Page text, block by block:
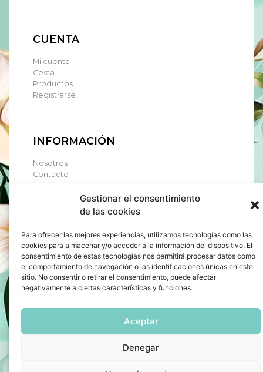
Gestionar el consentimiento
de las cookies
Para ofrecer las mejores experiencias, utilizamos tecnologías como las
cookies para almacenar y/o acceder a la información del dispositivo. El
consentimiento de estas tecnologías nos permitirá procesar datos como
el comportamiento de navegación o las identificaciones únicas en este
sitio. No consentir o retirar el consentimiento, puede afectar
negativamente a ciertas características y funciones.
Aceptar
Denegar
CUENTA
Mi cuenta
Cesta
Productos
Registrarse
INFORMACIÓN
Nosotros
Contacto
Ctra. de Ourense, 40 - Soutelo de montes
36560 - Forcarei (Pontevedra)
tfn986 756 226
mail:info@farmaciavilarfreire.es
Términos y condiciones